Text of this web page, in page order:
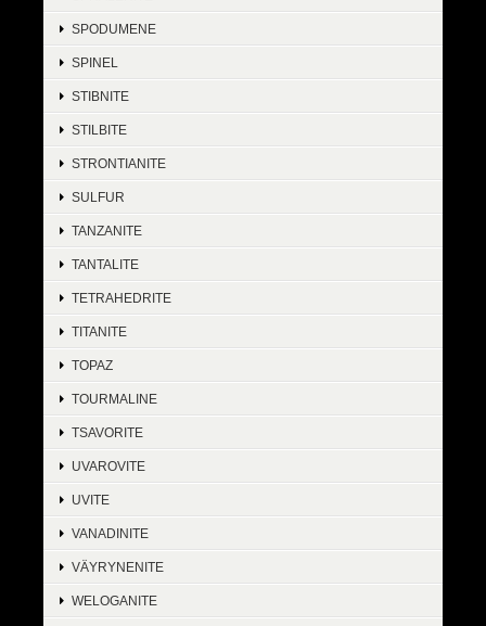
SPODUMENE
SPINEL
STIBNITE
STILBITE
STRONTIANITE
SULFUR
TANZANITE
TANTALITE
TETRAHEDRITE
TITANITE
TOPAZ
TOURMALINE
TSAVORITE
UVAROVITE
UVITE
VANADINITE
VÄYRYNENITE
WELOGANITE